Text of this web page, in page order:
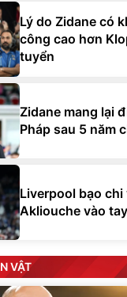
Lý do Zidane có
công cao hơn
tuyển
Zidane mang lại
Pháp sau 5 năm
Liverpool bạo chi
Akliouche vào
VẬT